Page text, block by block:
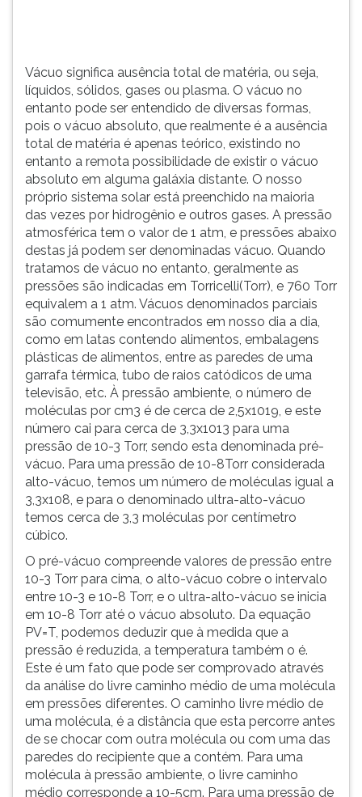
Para
pausar
leitura
pressione
(primeira
tecla
esquerda
para
continuar
pressione
(primeira
tecla
direita
menu
pressione
tecla
depois
Pressione
para
ouvir
instrução
Vácuo significa ausência total de matéria, ou seja,
líquidos, sólidos, gases ou plasma. O vácuo no
entanto pode ser entendido de diversas formas,
pois o vácuo absoluto, que realmente é a ausência
total de matéria é apenas teórico, existindo no
entanto a remota possibilidade de existir o vácuo
absoluto em alguma galáxia distante. O nosso
próprio sistema solar está preenchido na maioria
das vezes por hidrogênio e outros gases. A pressão
atmosférica tem o valor de 1 atm, e pressões abaixo
destas já podem ser denominadas vácuo. Quando
tratamos de vácuo no entanto, geralmente as
pressões são indicadas em Torricelli(Torr), e 760 Torr
equivalem a 1 atm. Vácuos denominados parciais
são comumente encontrados em nosso dia a dia,
como em latas contendo alimentos, embalagens
plásticas de alimentos, entre as paredes de uma
garrafa térmica, tubo de raios catódicos de uma
televisão, etc. À pressão ambiente, o número de
moléculas por cm3 é de cerca de 2,5x1019, e este
número cai para cerca de 3,3x1013 para uma
pressão de 10-3 Torr, sendo esta denominada pré-
vácuo. Para uma pressão de 10-8Torr considerada
alto-vácuo, temos um número de moléculas igual a
3,3x108, e para o denominado ultra-alto-vácuo
temos cerca de 3,3 moléculas por centímetro
cúbico.
O pré-vácuo compreende valores de pressão entre
10-3 Torr para cima, o alto-vácuo cobre o intervalo
entre 10-3 e 10-8 Torr, e o ultra-alto-vácuo se inicia
em 10-8 Torr até o vácuo absoluto. Da equação
PV=T, podemos deduzir que à medida que a
pressão é reduzida, a temperatura também o é.
Este é um fato que pode ser comprovado através
da análise do livre caminho médio de uma molécula
em pressões diferentes. O caminho livre médio de
uma molécula, é a distância que esta percorre antes
de se chocar com outra molécula ou com uma das
paredes do recipiente que a contém. Para uma
molécula à pressão ambiente, o livre caminho
médio corresponde a 10-5cm. Para uma pressão de